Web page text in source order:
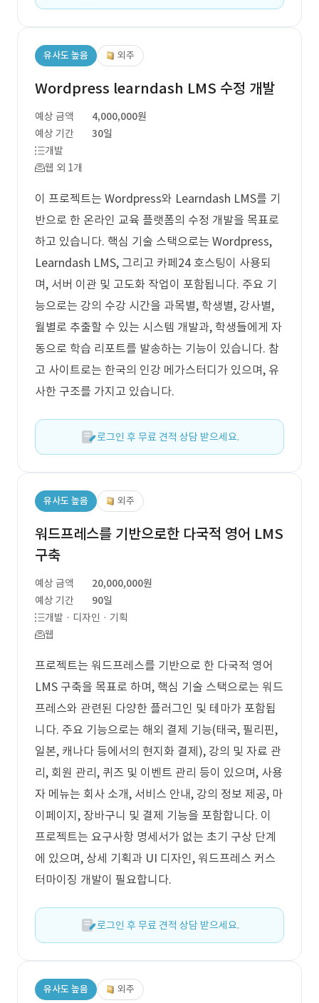
유사도 높음 외주
Wordpress learndash LMS 수정 개발
예상 금액
4,000,000원
예상 기간
30일
개발
웹 외 1개
이 프로젝트는 Wordpress와 Learndash LMS를 기
반으로 한 온라인 교육 플랫폼의 수정 개발을 목표로
하고 있습니다. 핵심 기술 스택으로는 Wordpress,
Learndash LMS, 그리고 카페24 호스팅이 사용되
며, 서버 이관 및 고도화 작업이 포함됩니다. 주요 기
능으로는 강의 수강 시간을 과목별, 학생별, 강사별,
월별로 추출할 수 있는 시스템 개발과, 학생들에게 자
동으로 학습 리포트를 발송하는 기능이 있습니다. 참
고 사이트로는 한국의 인강 메가스터디가 있으며, 유
사한 구조를 가지고 있습니다.
로그인 후 무료 견적 상담 받으세요.
유사도 높음 외주
워드프레스를 기반으로한 다국적 영어 LMS
구축
예상 금액
20,000,000원
예상 기간
90일
개발 · 디자인 · 기획
웹
프로젝트는 워드프레스를 기반으로 한 다국적 영어
LMS 구축을 목표로 하며, 핵심 기술 스택으로는 워드
프레스와 관련된 다양한 플러그인 및 테마가 포함됩
니다. 주요 기능으로는 해외 결제 기능(태국, 필리핀,
일본, 캐나다 등에서의 현지화 결제), 강의 및 자료 관
리, 회원 관리, 퀴즈 및 이벤트 관리 등이 있으며, 사용
자 메뉴는 회사 소개, 서비스 안내, 강의 정보 제공, 마
이페이지, 장바구니 및 결제 기능을 포함합니다. 이
프로젝트는 요구사항 명세서가 없는 초기 구상 단계
에 있으며, 상세 기획과 UI 디자인, 워드프레스 커스
터마이징 개발이 필요합니다.
로그인 후 무료 견적 상담 받으세요.
유사도 높음 외주